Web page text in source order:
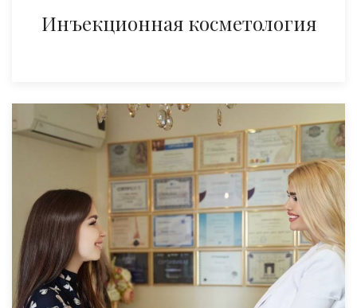
Инъекционная косметология